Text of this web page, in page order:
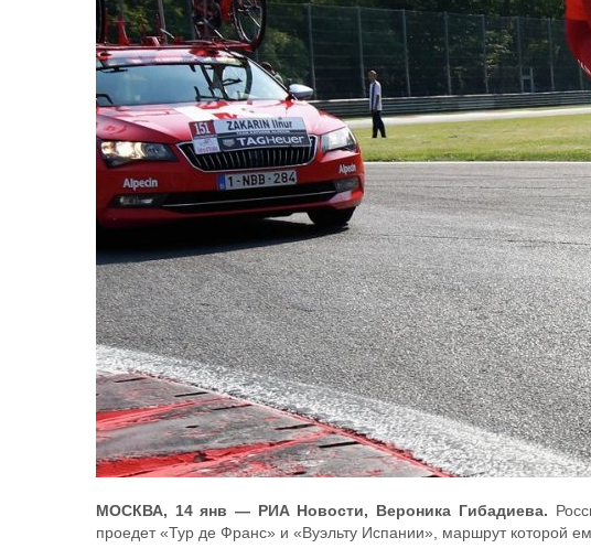
МОСКВА, 14 янв — РИА Новости, Вероника Гибадиева.
проедет «Тур де Франс» и «Вуэльту Испании», маршрут которой